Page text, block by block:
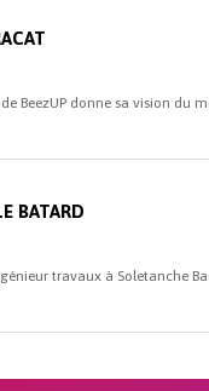
BeezUP donne sa vision du
BATARD
travaux à Soletanche